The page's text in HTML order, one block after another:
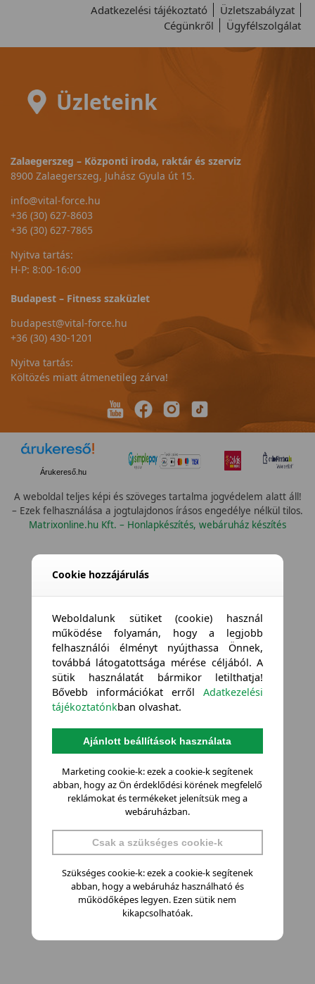
Adatkezelési tájékoztató
Üzletszabályzat
Cégünkről
Ügyfélszolgálat
Üzleteink
Zalaegerszeg – Központi iroda, raktár és szerviz
8900 Zalaegerszeg, Juhász Gyula út 15.
info@vital-force.hu
+36 (30) 627-8603
+36 (30) 627-7865
Nyitva tartás:
H-P: 8:00-16:00
Budapest – Fitness szaküzlet
budapest@vital-force.hu
+36 (30) 430-1201
Nyitva tartás:
Költözés miatt átmenetileg zárva!
Árukereső.hu
A weboldal teljes képi és szöveges tartalma jogvédelem alatt áll!
– Ezek felhasználása a jogtulajdonos írásos engedélye nélkül tilos.
Matrixonline.hu Kft. – Honlapkészítés, webáruház készítés
Cookie hozzájárulás
Weboldalunk sütiket (cookie) használ
működése folyamán, hogy a legjobb
felhasználói élményt nyújthassa Önnek,
továbbá látogatottsága mérése céljából. A
sütik használatát bármikor letilthatja!
Bővebb információkat errőlAdatkezelési
tájékoztatónkban olvashat.
Ajánlott beállítások használata
Marketing cookie-k: ezek a cookie-k segítenek
abban, hogy az Ön érdeklődési körének megfelelő
reklámokat és termékeket jelenítsük meg a
webáruházban.
Csak a szükséges cookie-k
Szükséges cookie-k: ezek a cookie-k segítenek
abban, hogy a webáruház használható és
működőképes legyen. Ezen sütik nem
kikapcsolhatóak.